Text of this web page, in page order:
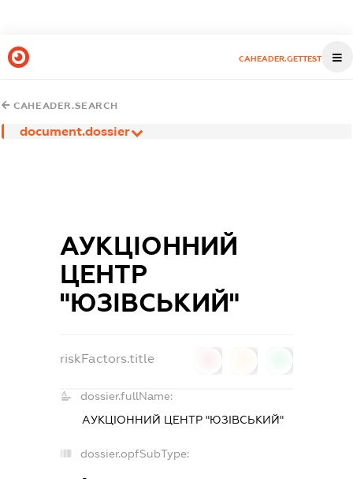
CAHEADER.GETTEST
CAHEADER.SEARCH
document.dossier
АУКЦІОННИЙ
ЦЕНТР
"ЮЗІВСЬКИЙ"
riskFactors.title
dossier.fullName:
АУКЦІОННИЙ ЦЕНТР "ЮЗІВСЬКИЙ"
dossier.opfSubType:
-